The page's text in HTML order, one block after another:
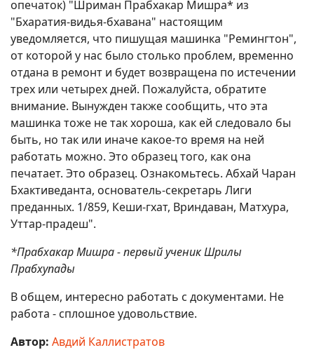
опечаток) "Шриман Прабхакар Мишра* из
"Бхаратия-видья-бхавана" настоящим
уведомляется, что пишущая машинка "Ремингтон",
от которой у нас было столько проблем, временно
отдана в ремонт и будет возвращена по истечении
трех или четырех дней. Пожалуйста, обратите
внимание. Вынужден также сообщить, что эта
машинка тоже не так хороша, как ей следовало бы
быть, но так или иначе какое-то время на ней
работать можно. Это образец того, как она
печатает. Это образец. Ознакомьтесь. Абхай Чаран
Бхактиведанта, основатель-секретарь Лиги
преданных. 1/859, Кеши-гхат, Вриндаван, Матхура,
Уттар-прадеш".
*Прабхакар Мишра - первый ученик Шрилы
Прабхупады
В общем, интересно работать с документами. Не
работа - сплошное удовольствие.
Автор: Авдий Каллистратов